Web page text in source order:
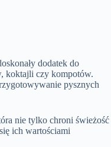
dodatek do
koktajli czy kompotów.
pysznych
nie tylko chroni świeżość
ich wartościami